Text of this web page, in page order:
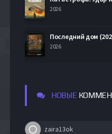
2026
Последний дом
2026
НОВЫЕ
zaira13ok